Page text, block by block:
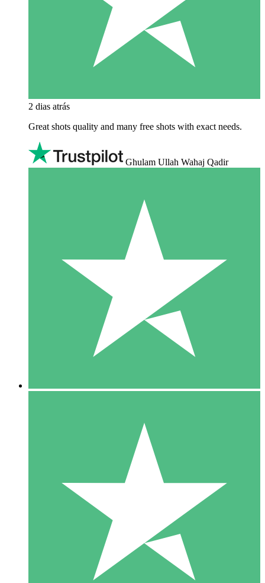
2 dias atrás
Great shots quality and many free shots with exact needs.
Ghulam Ullah Wahaj Qadir